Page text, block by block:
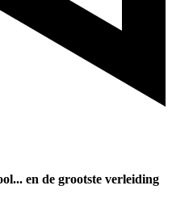
en de grootste verleiding